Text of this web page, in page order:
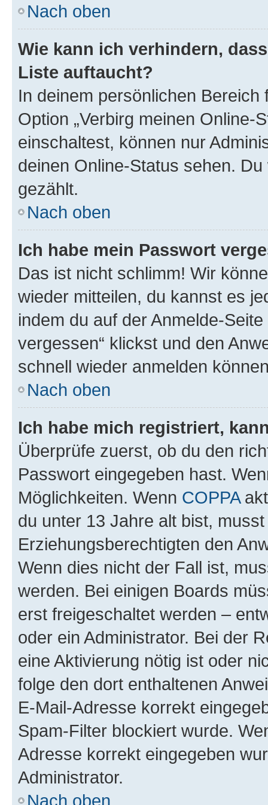
Nach oben
Wie kann ich verhindern,
Liste auftaucht?
In deinem persönlichen
Option „Verbirg meinen Online-
einschaltest, können nur
deinen Online-Status sehen.
gezählt.
Nach oben
Ich habe mein Passwort
Das ist nicht schlimm! Wir
wieder mitteilen, du kannst es
indem du auf der Anmelde-
vergessen“ klickst und den
schnell wieder anmelden
Nach oben
Ich habe mich registriert,
Überprüfe zuerst, ob du den
Passwort eingegeben hast.
Möglichkeiten. Wenn COPPA
du unter 13 Jahre alt bist,
Erziehungsberechtigten den
Wenn dies nicht der Fall ist,
werden. Bei einigen Boards
erst freigeschaltet werden –
oder ein Administrator. Bei der
eine Aktivierung nötig ist oder
folge den dort enthaltenen
E-Mail-Adresse korrekt
Spam-Filter blockiert wurde.
Adresse korrekt eingegeben
Administrator.
Nach oben